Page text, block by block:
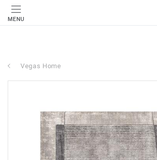
MENU
Vegas Home